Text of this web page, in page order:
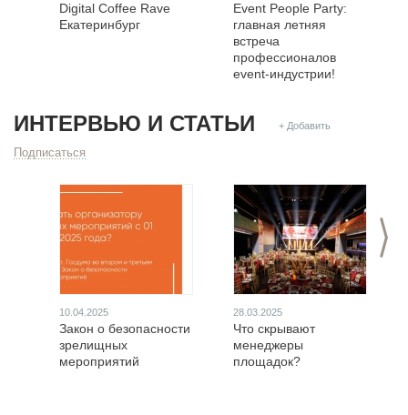
Digital Coffee Rave
Екатеринбург
Event People Party:
главная летняя
встреча
профессионалов
event-индустрии!
ИНТЕРВЬЮ И СТАТЬИ + Добавить
Подписаться
>
10.04.2025
Закон о безопасности
зрелищных
мероприятий
28.03.2025
Что скрывают
менеджеры
площадок?